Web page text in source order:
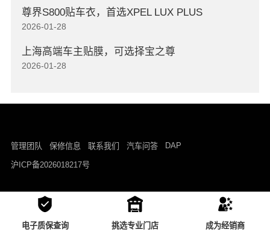
电子质保查询 挑选专业门店 成为经销商
尊界S800贴车衣，首选XPEL LUX PLUS
2026-01-28
上海高端车主贴膜，可选择宝之尊
2026-01-28
管理团队 保修信息 联系我们 汽车问答 DAP
沪ICP备2026018217号